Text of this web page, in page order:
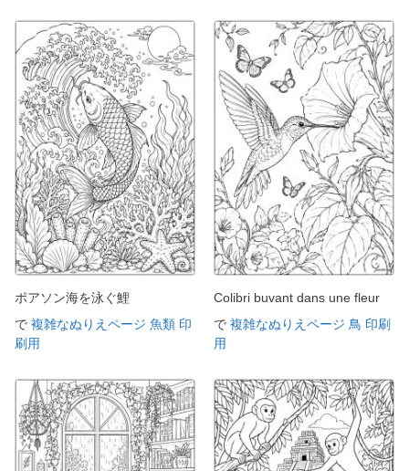
ポアソン海を泳ぐ鯉
で 複雑なぬりえページ 魚類 印
刷用
Colibri buvant dans une fleur
で 複雑なぬりえページ 鳥 印刷
用